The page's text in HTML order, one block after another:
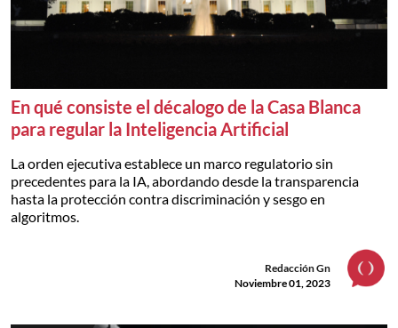
En qué consiste el décalogo de la Casa Blanca
para regular la Inteligencia Artificial
La orden ejecutiva establece un marco regulatorio sin
precedentes para la IA, abordando desde la transparencia
hasta la protección contra discriminación y sesgo en
algoritmos.
Redacción Gn
Noviembre 01, 2023